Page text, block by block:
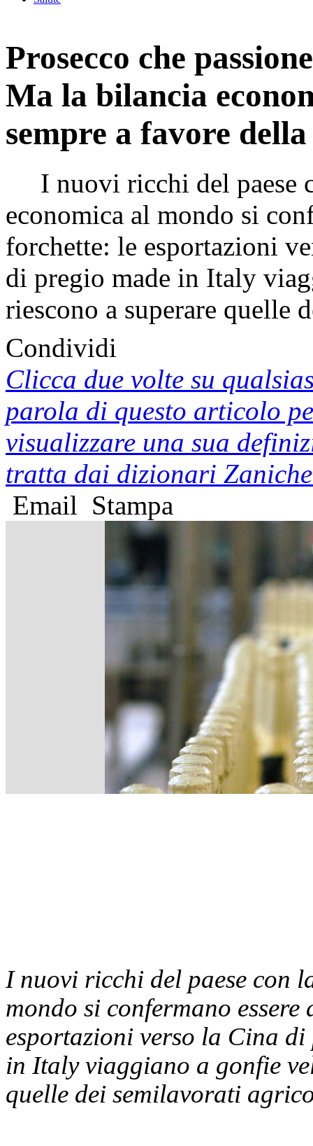
Prosecco che
Ma la bilancia
sempre a favore
I nuovi ricchi del paese
economica al mondo si
forchette: le esportazioni
di pregio made in Italy
riescono a superare quelle
Condividi
Clicca due volte su
parola di questo articolo
visualizzare una sua
tratta dai dizionari
Email Stampa
I nuovi ricchi del paese con
mondo si confermano
esportazioni verso la Cina
in Italy viaggiano a gonfie
quelle dei semilavorati